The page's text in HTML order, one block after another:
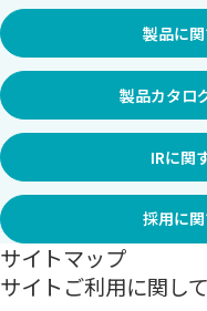
製品に
製品カタロ
IRに関
採用に
サイトマップ
サイトご利用に関して